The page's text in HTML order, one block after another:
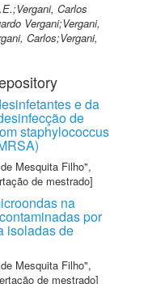
Carlos
Vergani;Vergani,
Carlos;Vergani,
e da
de
staphylococcus
Mesquita Filho",
de mestrado]
na
por
isoladas de
Mesquita Filho",
de mestrado]